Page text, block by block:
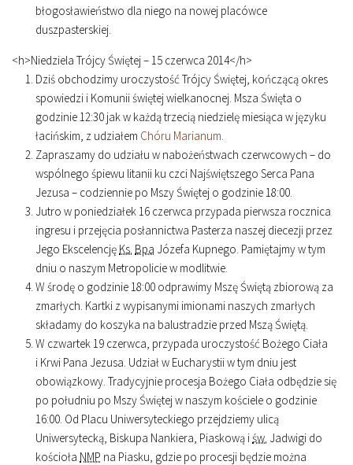
błogosławieństwo dla niego na nowej placówce
duszpasterskiej.
<h>Niedziela Trójcy Świętej – 15 czerwca 2014</h>
Dziś obchodzimy uroczystość Trójcy Świętej, kończącą okres
spowiedzi i Komunii świętej wielkanocnej. Msza Święta o
godzinie12:30 jak w każdą trzecią niedzielę miesiąca w języku
łacińskim, z udziałem Chóru Marianum.
Zapraszamy do udziału w nabożeństwach czerwcowych – do
wspólnego śpiewu litanii ku czci Najświętszego Serca Pana
Jezusa – codziennie po Mszy Świętej o godzinie18:00.
Jutro w poniedziałek 16 czerwca przypada pierwsza rocznica
ingresu i przejęcia posłannictwa Pasterza naszej diecezji przez
Jego Ekscelencję Ks. Bpa Józefa Kupnego. Pamiętajmy w tym
dniu o naszym Metropolicie w modlitwie.
W środę o godzinie18:00 odprawimy Mszę Świętą zbiorową za
zmarłych. Kartki z wypisanymi imionami naszych zmarłych
składamy do koszyka na balustradzie przed Mszą Świętą.
W czwartek 19 czerwca, przypada uroczystość Bożego Ciała
i Krwi Pana Jezusa. Udział w Eucharystii w tym dniu jest
obowiązkowy. Tradycyjnie procesja Bożego Ciała odbędzie się
po południu po Mszy Świętej w naszym kościele o godzinie
16:00. Od Placu Uniwersyteckiego przejdziemy ulicą
Uniwersytecką, Biskupa Nankiera, Piaskową iśw. Jadwigi do
kościoła NMP na Piasku, gdzie po procesji będzie można